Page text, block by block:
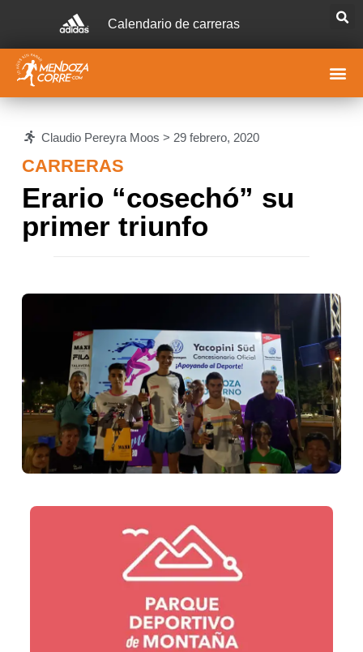
Calendario de carreras
Claudio Pereyra Moos > 29 febrero, 2020
CARRERAS
Erario “cosechó” su
primer triunfo